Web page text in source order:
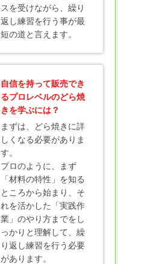
スを受けながら、繰り
返し練習を行う事が最
短の道と言えます。
自信を持って販売でき
るプロレベルのどら焼
きを学ぶには？
まずは、どら焼きに詳
しくなる必要がありま
す。
プロのように、まず
「材料の特性」を知る
ところから始まり、そ
れを活かした「実践作
業」のやり方までをし
っかりと理解して、繰
り返し練習を行う必要
があります。